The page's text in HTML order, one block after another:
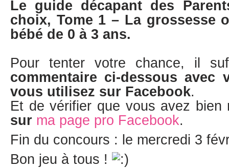
Le guide décapant des
choix, Tome 1 – La grossesse
bébé de 0 à 3 ans.
Pour tenter votre chance, il
commentaire ci-dessous avec
vous utilisez sur Facebook.
Et de vérifier que vous avez
sur ma page pro Facebook.
Fin du concours : le mercredi 3
Bon jeu à tous !